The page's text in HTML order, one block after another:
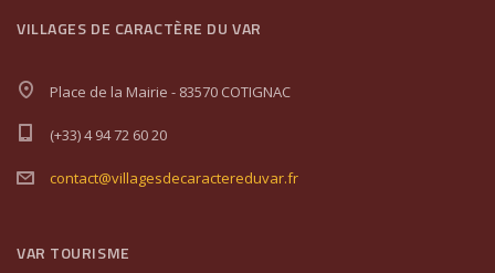
VILLAGES DE CARACTÈRE DU VAR
Place de la Mairie - 83570 COTIGNAC
(+33) 4 94 72 60 20
contact@villagesdecaractereduvar.fr
VAR TOURISME